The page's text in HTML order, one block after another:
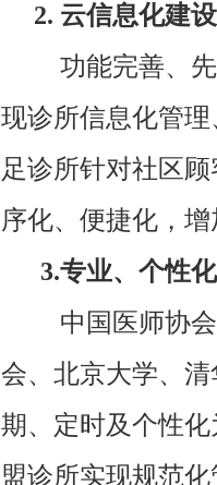
2. 云信息化建
功能完善、先
现诊所信息化管
足诊所针对社区
序化、便捷化，
3.专业、个性化
中国医师协会
会、北京大学、
期、定时及个性
盟诊所实现规范